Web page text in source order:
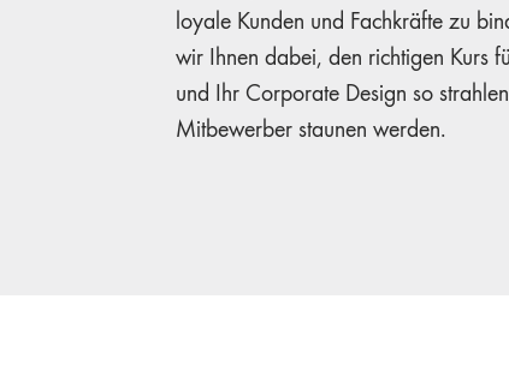
loyale Kunden und Fachkräfte zu
wir Ihnen dabei, den richtigen Kurs
und Ihr Corporate Design so
Mitbewerber staunen werden.